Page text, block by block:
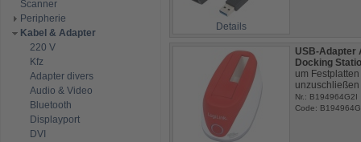
Scanner
Peripherie
Kabel & Adapter
220 V
Kfz
Adapter divers
Audio & Video
Bluetooth
Displayport
DVI
Details
USB-Adapter
Docking
um
unzuschließen
Nr.: B194964G2I
Code: